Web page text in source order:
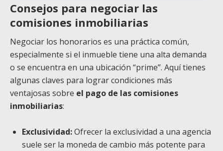
Consejos para negociar las
comisiones inmobiliarias
Negociar los honorarios es una práctica común,
especialmente si el inmueble tiene una alta demanda
o se encuentra en una ubicación “prime”. Aquí tienes
algunas claves para lograr condiciones más
ventajosas sobre el pago de las comisiones
inmobiliarias:
Exclusividad:Ofrecer la exclusividad a una agencia
suele ser la moneda de cambio más potente para